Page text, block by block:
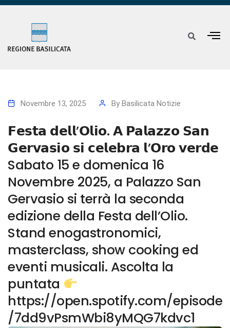
Novembre 13, 2025 By Basilicata Notizie
𝗙𝗲𝘀𝘁𝗮 𝗱𝗲𝗹𝗹’𝗢𝗹𝗶𝗼. 𝗔 𝗣𝗮𝗹𝗮𝘇𝘇𝗼 𝗦𝗮𝗻
𝗚𝗲𝗿𝘃𝗮𝘀𝗶𝗼 𝘀𝗶 𝗰𝗲𝗹𝗲𝗯𝗿𝗮 𝗹’𝗢𝗿𝗼 𝘃𝗲𝗿𝗱𝗲
Sabato 15 e domenica 16
Novembre 2025, a Palazzo San
Gervasio si terrà la seconda
edizione della Festa dell’Olio.
Stand enogastronomici,
masterclass, show cooking ed
eventi musicali. Ascolta la
puntata
https://open.spotify.com/episode
/7dd9vPsmWbi8yMQG7kdvc1